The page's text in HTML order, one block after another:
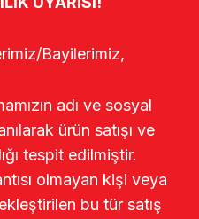
Bayilerimiz,
adı ve sosyal
ürün satışı ve
tespit edilmiştir.
olmayan kişi veya
bu tür satış